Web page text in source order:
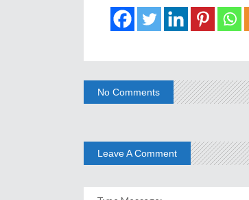
No Comments
Leave A Comment